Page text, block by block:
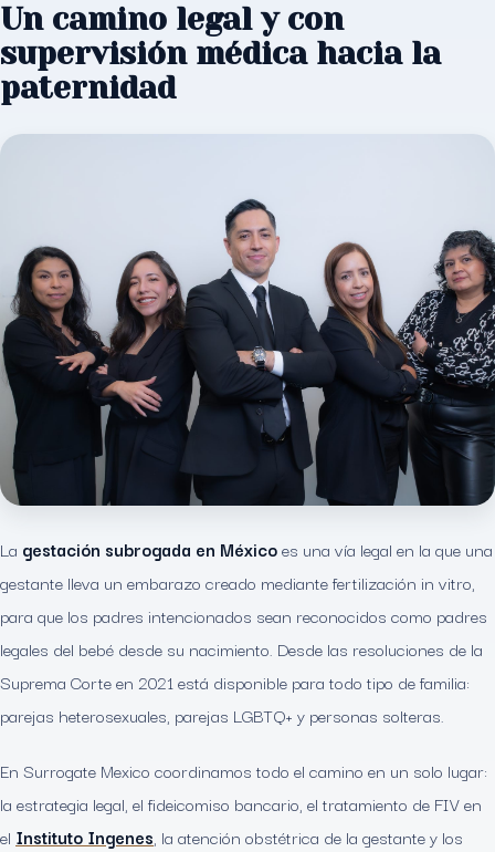
Un camino legal y con
supervisión médica hacia la
paternidad
La gestación subrogada en Méxicoes una vía legal en la que una
gestante lleva un embarazo creado mediante fertilización in vitro,
para que los padres intencionados sean reconocidos como padres
legales del bebé desde su nacimiento. Desde las resoluciones de la
Suprema Corte en 2021 está disponible para todo tipo de familia:
parejas heterosexuales, parejas LGBTQ+ y personas solteras.
En Surrogate Mexico coordinamos todo el camino en un solo lugar:
la estrategia legal, el fideicomiso bancario, el tratamiento de FIV en
el Instituto Ingenes, la atención obstétrica de la gestante y los